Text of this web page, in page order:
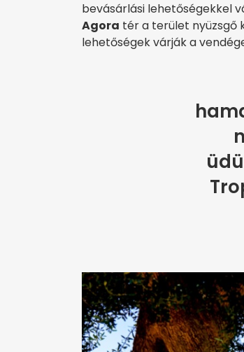
bevásárlási lehetőségekkel
Agora tér a terület nyüzsgő
lehetőségek várják a